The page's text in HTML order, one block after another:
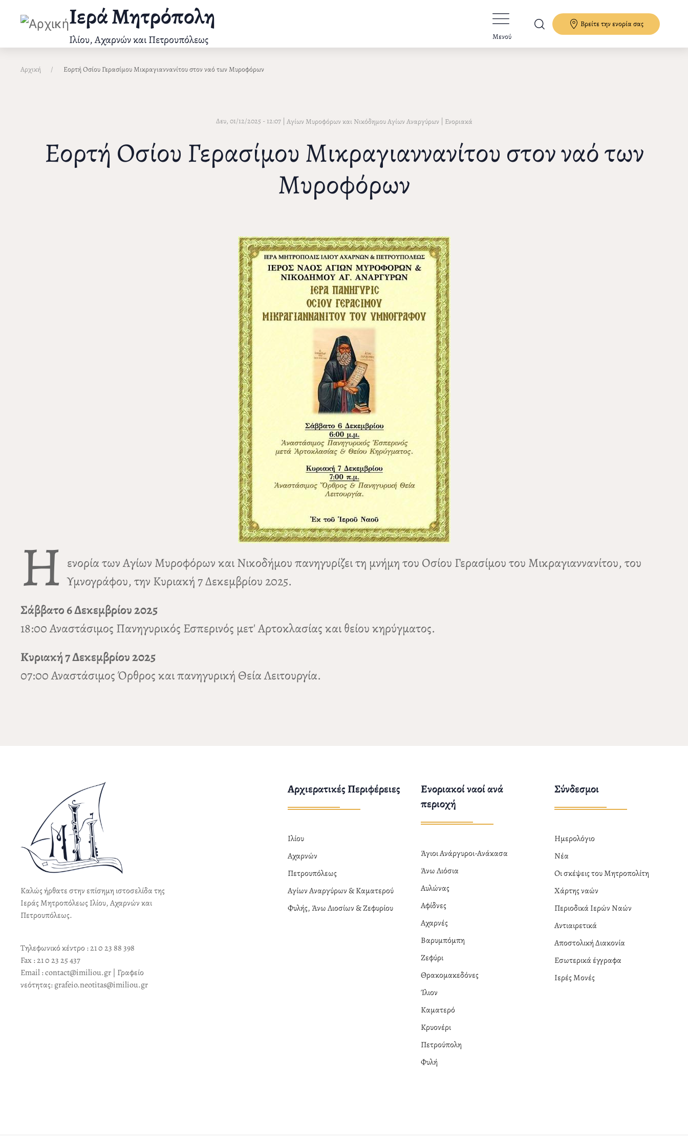
Ιερά Μητρόπολη
Ιλίου, Αχαρνών και Πετρουπόλεως Μενού
Βρείτε την ενορία σας
Αρχική Εορτή Οσίου Γερασίμου Μικραγιαννανίτου στον ναό των Μυροφόρων
Δευ, 01/12/2025 - 12:07 | Αγίων Μυροφόρων και Νικόδημου Αγίων Αναργύρων | Ενοριακά
Εορτή Οσίου Γερασίμου Μικραγιαννανίτου στον ναό των
Μυροφόρων
Η ενορία των Αγίων Μυροφόρων και Νικοδήμου πανηγυρίζει τη μνήμη του Οσίου Γερασίμου του Μικραγιαννανίτου, του
Υμνογράφου, την Κυριακή 7 Δεκεμβρίου 2025.
Σάββατο 6 Δεκεμβρίου 2025
18:00 Αναστάσιμος Πανηγυρικός Εσπερινός μετ' Αρτοκλασίας και θείου κηρύγματος.
Κυριακή 7 Δεκεμβρίου 2025
07:00 Αναστάσιμος Όρθρος και πανηγυρική Θεία Λειτουργία.
Καλώς ήρθατε στην επίσημη ιστοσελίδα της
Ιεράς Μητροπόλεως Ιλίου, Αχαρνών και
Πετρουπόλεως.
Τηλεφωνικό κέντρο : 21 0 23 88 398
Fax : 21 0 23 25 437
Email : contact@imiliou.gr | Γραφείο
νεότητας: grafeio.neotitas@imiliou.gr
Αρχιερατικές Περιφέρειες
Ιλίου
Αχαρνών
Πετρουπόλεως
Αγίων Αναργύρων & Καματερού
Φυλής, Άνω Λιοσίων & Ζεφυρίου
Ενοριακοί ναοί ανά
περιοχή
Άγιοι Ανάργυροι-Ανάκασα
Άνω Λιόσια
Αυλώνας
Αφίδνες
Αχαρνές
Βαρυμπόμπη
Ζεφύρι
Θρακομακεδόνες
Ίλιον
Καματερό
Κρυονέρι
Πετρούπολη
Φυλή
Σύνδεσμοι
Ημερολόγιο
Νέα
Οι σκέψεις του Μητροπολίτη
Χάρτης ναών
Περιοδικά Ιερών Ναών
Αντιαιρετικά
Αποστολική Διακονία
Εσωτερικά έγγραφα
Ιερές Μονές